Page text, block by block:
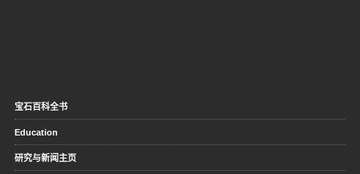
宝石百科全书
Education
研究与新闻主页